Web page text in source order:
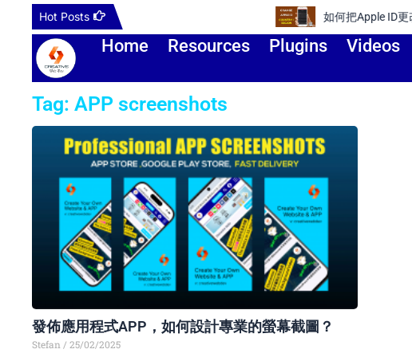
content
Hot Posts 如何把Apple ID更改到其他国家或地区
Home Resources Plugins Videos
Tag: APP screenshots
發佈應用程式APP，如何設計專業的螢幕截圖？
Stefan
25/02/2025